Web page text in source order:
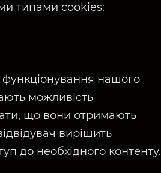
типами cookies:
функціонування нашого
можливість
що вони отримають
вирішить
до необхідного контенту.